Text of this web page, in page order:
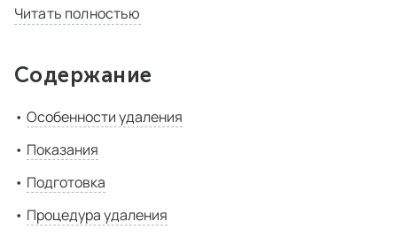
Читать полностью
Содержание
Особенности удаления
Показания
Подготовка
Процедура удаления